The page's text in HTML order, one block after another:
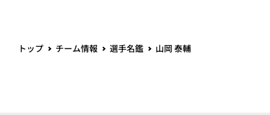
トップ チーム情報 選手名鑑 山岡 泰輔